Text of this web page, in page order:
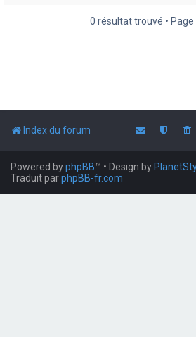
0 résultat trouvé • Page
Index du forum
Powered byphpBB™ • Design by
Traduit parphpBB-fr.com